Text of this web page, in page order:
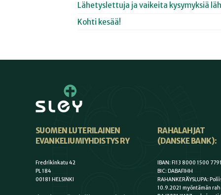
Lähetyslettuja ja vaikeita kysymyksiä
Kohti kesää!
SUOMEN LUTERILAINEN
EVANKELIUMIYHDISTYS RY
Fredrikinkatu 42
PL 184
00181 HELSINKI
RAHALAHJAT
(DANSKE BANK):
IBAN: FI13 8000 1500
BIC: DABAFIHH
RAHANKERÄYSLUPA:
10.9.2021 myöntämän